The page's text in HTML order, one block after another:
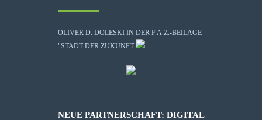
OLIVER D. DOLESKI IN DER F.A.Z.-BEILAGE
"STADT DER ZUKUNFT
NEUE PARTNERSCHAFT: DIGITAL